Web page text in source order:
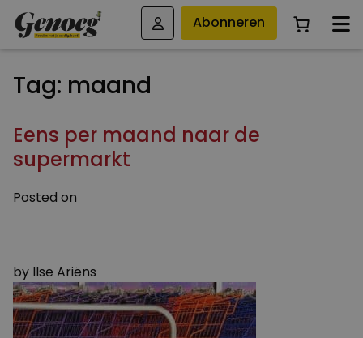
Abonneren
Tag: maand
Eens per maand naar de
supermarkt
Posted on
by Ilse Ariëns